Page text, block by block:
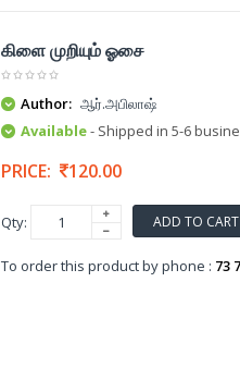
கிளை முறியும் ஓசை
Author: ஆர்.அபிலாஷ்
Available- Shipped in 5-6
PRICE: 120.00
Qty: ADD TO CART
To order this product by phone : 73